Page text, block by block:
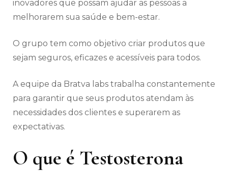
inovadores que possam ajudar as pessoas a
melhorarem sua saúde e bem-estar.
O grupo tem como objetivo criar produtos que
sejam seguros, eficazes e acessíveis para todos.
A equipe da Bratva labs trabalha constantemente
para garantir que seus produtos atendam às
necessidades dos clientes e superarem as
expectativas.
O que é Testosterona